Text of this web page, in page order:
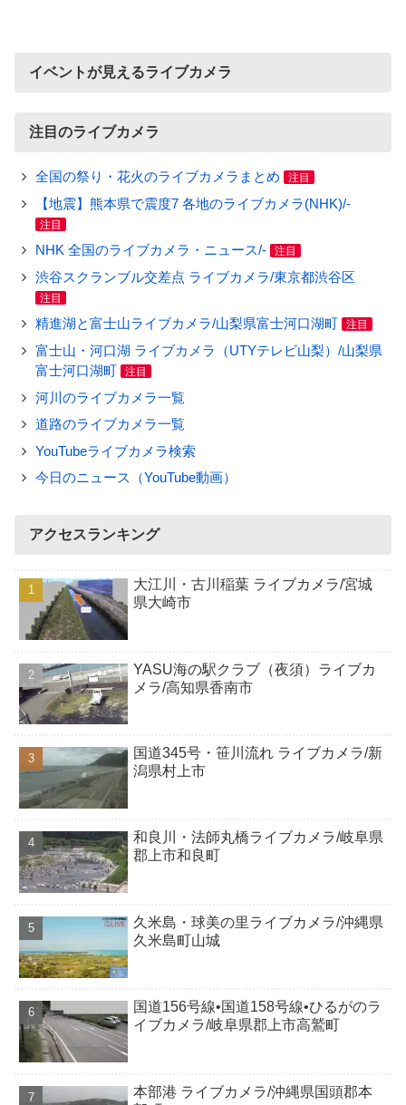
イベントが見えるライブカメラ
注目のライブカメラ
全国の祭り・花火のライブカメラまとめ 注目
【地震】熊本県で震度7 各地のライブカメラ(NHK)/-
注目
NHK 全国のライブカメラ・ニュース/- 注目
渋谷スクランブル交差点 ライブカメラ/東京都渋谷区
注目
精進湖と富士山ライブカメラ/山梨県富士河口湖町 注目
富士山・河口湖 ライブカメラ（UTYテレビ山梨）/山梨県
富士河口湖町
注目
河川のライブカメラ一覧
道路のライブカメラ一覧
YouTubeライブカメラ検索
今日のニュース（YouTube動画）
アクセスランキング
大江川・古川稲葉 ライブカメラ/宮城
県大崎市
YASU海の駅クラブ（夜須）ライブカ
メラ/高知県香南市
国道345号・笹川流れ ライブカメラ/新
潟県村上市
和良川・法師丸橋ライブカメラ/岐阜県
郡上市和良町
久米島・球美の里ライブカメラ/沖縄県
久米島町山城
国道156号線•国道158号線•ひるがのラ
イブカメラ/岐阜県郡上市高鷲町
本部港 ライブカメラ/沖縄県国頭郡本